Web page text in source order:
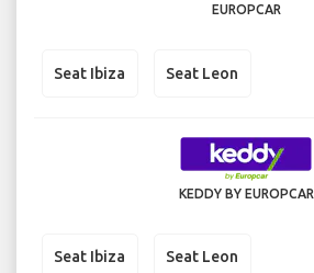
EUROPCAR
Seat Ibiza Seat Leon
KEDDY BY EUROPCAR
Seat Ibiza Seat Leon